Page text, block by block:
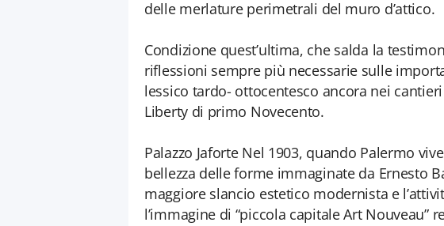
delle merlature perimetrali del muro d’attico.
Condizione quest’ultima, che salda la
riflessioni sempre più necessarie sulle
lessico tardo- ottocentesco ancora nei
Liberty di primo Novecento.
Palazzo Jaforte Nel 1903, quando Palermo
bellezza delle forme immaginate da Ernesto
maggiore slancio estetico modernista e
l’immagine di “piccola capitale Art Nouveau”